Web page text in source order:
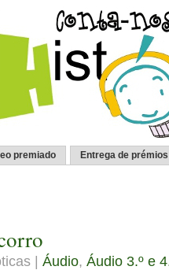
premiado Entrega de prémios
| Áudio, Áudio 3.º e